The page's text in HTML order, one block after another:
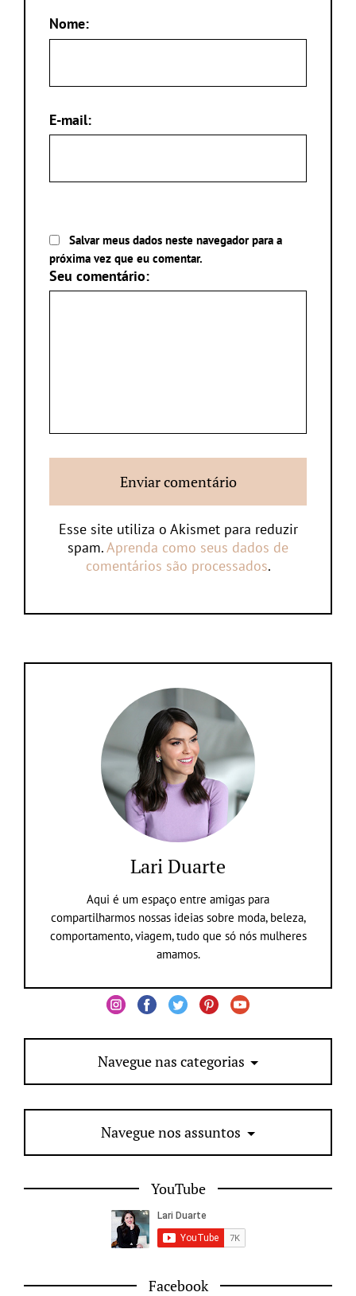
Nome:
E-mail:
Salvar meus dados neste navegador para a
próxima vez que eu comentar.
Seu comentário:
Esse site utiliza o Akismet para reduzir
spam.Aprenda como seus dados de
comentários são processados.
Lari Duarte
Aqui é um espaço entre amigas para
compartilharmos nossas ideias sobre moda, beleza,
comportamento, viagem, tudo que só nós mulheres
amamos.
Navegue nas categorias
Navegue nos assuntos
YouTube
Facebook